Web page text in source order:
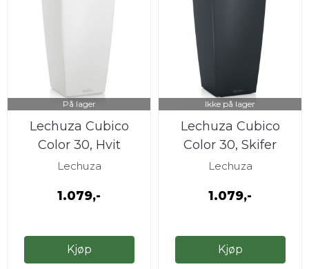
På lager
Lechuza Cubico
Color 30, Hvit
Lechuza
1.079,-
Kjøp
Ikke på lager
Lechuza Cubico
Color 30, Skifer
Lechuza
1.079,-
Kjøp